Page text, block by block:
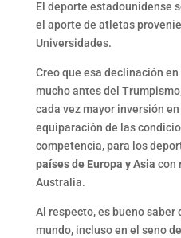
El deporte estadounidense
el aporte de atletas
Universidades.
Creo que esa declinación
mucho antes del
cada vez mayor inversión
equiparación de las
competencia, para los
países de Europa y Asia con
Australia.
Al respecto, es bueno saber
mundo, incluso en el seno